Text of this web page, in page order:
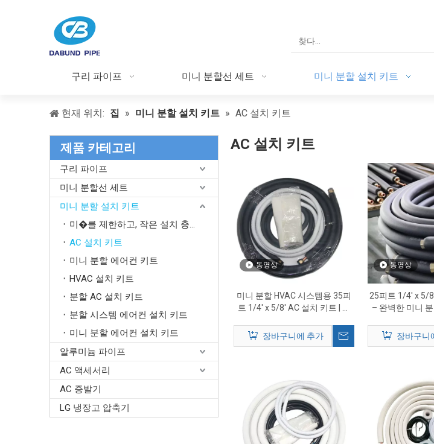
구리 파이프 미니 분할선 세트 미니 분할 설치 키트
현재 위치: 집 » 미니 분할 설치 키트 » AC 설치 키트
제품 카테고리
구리 파이프
미니 분할선 세트
미니 분할 설치 키트
미�를 제한하고, 작은 설치 충격을 흡수하고, 깨끗한 외부 마감을 제공하도록 설계되었습니다.
AC 설치 키트
미니 분할 에어컨 키트
HVAC 설치 키트
분할 AC 설치 키트
분할 시스템 에어컨 설치 키트
미니 분할 에어컨 설치 키트
알루미늄 파이프
AC 액세서리
AC 증발기
LG 냉장고 압축기
AC 설치 키트
동영상
미니 분할 HVAC 시스템용 35피
트 1/4' x 5/8' AC 설치 키트 | 사
장바구니에 추가
동영상
25피트 1/4' x 5/
– 완벽한 미니 분
장바구니